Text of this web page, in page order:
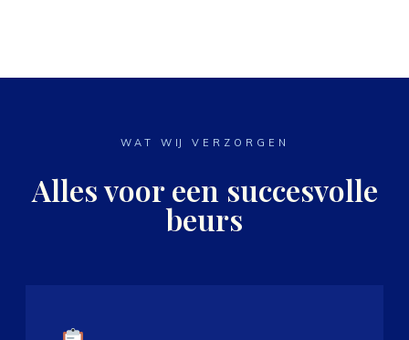
WAT WIJ VERZORGEN
Alles voor een succesvolle
beurs